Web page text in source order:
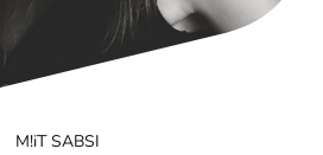
M!iT SABSI